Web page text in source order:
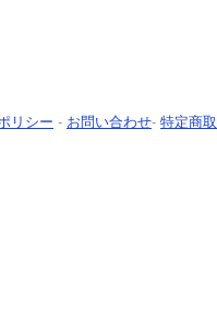
リシー - お問い合わせ- 特定商